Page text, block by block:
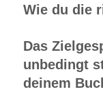
Wie du die
Das
unbedingt
deinem